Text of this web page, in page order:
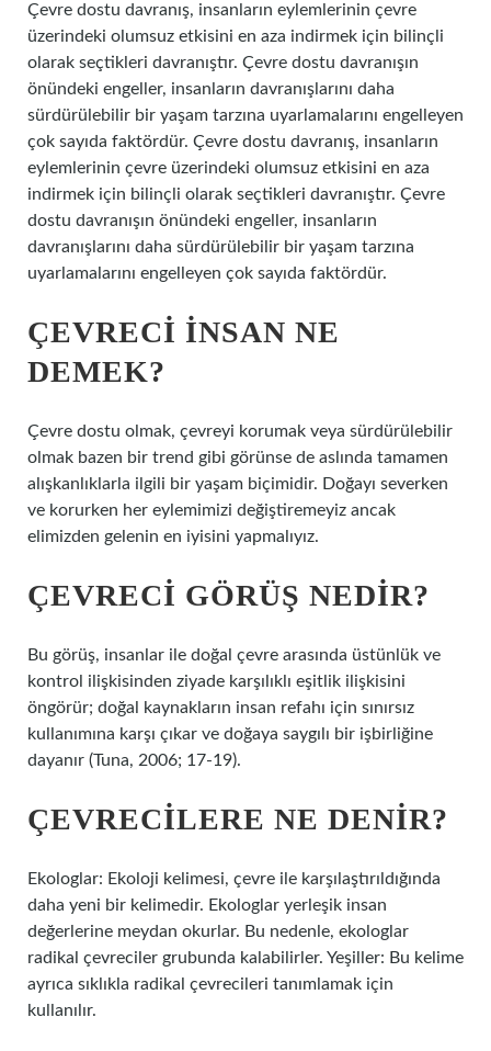
Çevre dostu davranış, insanların eylemlerinin çevre
üzerindeki olumsuz etkisini en aza indirmek için bilinçli
olarak seçtikleri davranıştır. Çevre dostu davranışın
önündeki engeller, insanların davranışlarını daha
sürdürülebilir bir yaşam tarzına uyarlamalarını engelleyen
çok sayıda faktördür. Çevre dostu davranış, insanların
eylemlerinin çevre üzerindeki olumsuz etkisini en aza
indirmek için bilinçli olarak seçtikleri davranıştır. Çevre
dostu davranışın önündeki engeller, insanların
davranışlarını daha sürdürülebilir bir yaşam tarzına
uyarlamalarını engelleyen çok sayıda faktördür.
ÇEVRECI INSAN NE
DEMEK?
Çevre dostu olmak, çevreyi korumak veya sürdürülebilir
olmak bazen bir trend gibi görünse de aslında tamamen
alışkanlıklarla ilgili bir yaşam biçimidir. Doğayı severken
ve korurken her eylemimizi değiştiremeyiz ancak
elimizden gelenin en iyisini yapmalıyız.
ÇEVRECI GÖRÜŞ NEDIR?
Bu görüş, insanlar ile doğal çevre arasında üstünlük ve
kontrol ilişkisinden ziyade karşılıklı eşitlik ilişkisini
öngörür; doğal kaynakların insan refahı için sınırsız
kullanımına karşı çıkar ve doğaya saygılı bir işbirliğine
dayanır (Tuna, 2006; 17-19).
ÇEVRECILERE NE DENIR?
Ekologlar: Ekoloji kelimesi, çevre ile karşılaştırıldığında
daha yeni bir kelimedir. Ekologlar yerleşik insan
değerlerine meydan okurlar. Bu nedenle, ekologlar
radikal çevreciler grubunda kalabilirler. Yeşiller: Bu kelime
ayrıca sıklıkla radikal çevrecileri tanımlamak için
kullanılır.